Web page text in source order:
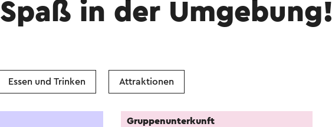
Spaß in der Umgebung!
Essen und Trinken Attraktionen
Gruppenunterkunft